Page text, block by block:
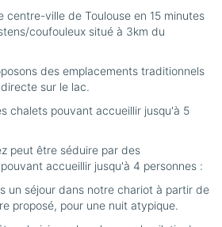
centre-ville de Toulouse en 15 minutes
coufouleux situé à 3km du
des emplacements traditionnels
sur le lac.
chalets pouvant accueillir jusqu'à 5
peut être séduire par des
accueillir jusqu'à 4 personnes :
un séjour dans notre chariot à partir de
proposé, pour une nuit atypique.